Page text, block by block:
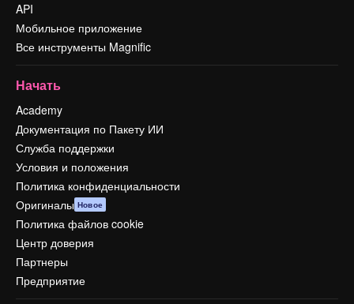
API
Мобильное приложение
Все инструменты Magnific
Начать
Academy
Документация по Пакету ИИ
Служба поддержки
Условия и положения
Политика конфиденциальности
Оригиналы Новое
Политика файлов cookie
Центр доверия
Партнеры
Предприятие